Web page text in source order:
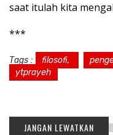
saat itulah kita
***
Tags : filosofi,
ytprayeh
JANGAN LEWATKAN